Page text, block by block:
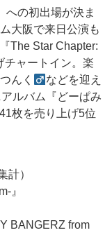
の初出場が決ま
大阪で来日公演も
The Star Chapter:
ャートイン。楽
んく
などを迎え
ルバム『どーぱみ
枚を売り上げ5位
計）
』
BANGERZ from